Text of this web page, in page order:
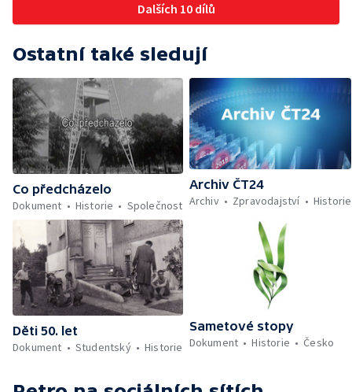
Dalších 10 dílů
Ostatní také sledují
Co předcházelo
Dokument
Historie Společnost
Archiv ČT24
Archiv
Zpravodajství Historie
Děti 50. let
Dokument
Studentský Historie
Sametové stopy
Dokument
Historie Česko